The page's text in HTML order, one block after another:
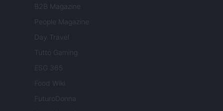
B2B Magazine
People Magazine
Day Travel
Tutto Gaming
ESG 365
Food Wiki
FuturoDonna